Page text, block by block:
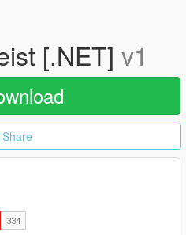
[.NET] v1
Share